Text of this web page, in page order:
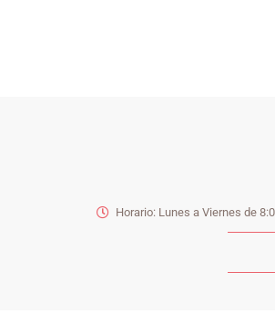
Horario: Lunes a Viernes de